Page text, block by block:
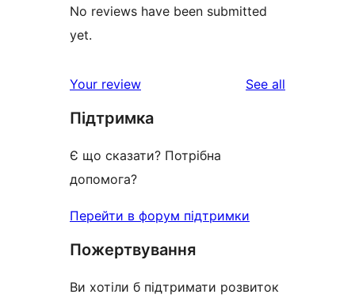
No reviews have been submitted
yet.
Your review See all
Підтримка
Є що сказати? Потрібна
допомога?
Перейти в форум підтримки
Пожертвування
Ви хотіли б підтримати розвиток